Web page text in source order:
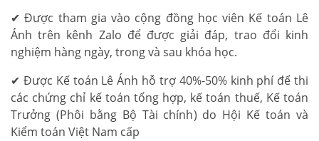
✔ Được tham gia vào cộng đồng học viên Kế toán Lê
Ánh trên kênh Zalo để được giải đáp, trao đổi kinh
nghiệm hàng ngày, trong và sau khóa học.
✔ Được Kế toán Lê Ánh hỗ trợ 40%-50% kinh phí để thi
các chứng chỉ kế toán tổng hợp, kế toán thuế, Kế toán
Trưởng (Phôi bằng Bộ Tài chính) do Hội Kế toán và
Kiểm toán Việt Nam cấp